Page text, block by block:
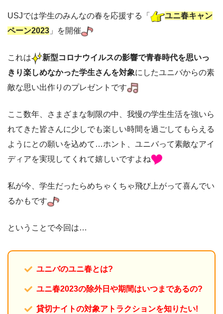
USJでは学生のみんなの春を応援する「
ユニ春キャン
ペーン2023 」を開催
これは
新型コロナウイルスの影響で青春時代を思いっ
きり楽しめなかった学生さんを対象にしたユニバからの素
敵な思い出作りのプレゼントです
ここ数年、さまざまな制限の中、我慢の学生生活を強いら
れてきた皆さんに少しでも楽しい時間を過ごしてもらえる
ようにとの願いを込めて…ホント、ユニバって素敵なアイ
ディアを実現してくれて嬉しいですよね
私が今、学生だったらめちゃくちゃ飛び上がって喜んでい
るかもです
ということで今回は…
ユニバのユニ春とは?
ユニ春2023の除外日や期間はいつまであるの?
貸切ナイトの対象アトラクションを知りたい!